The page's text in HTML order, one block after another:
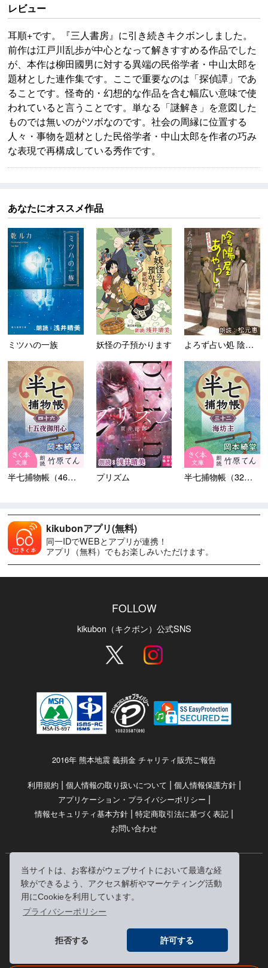
当サイトは、お客様がウェブサイトにおいて最適な経
験ができるよう、アクセス解析やマーケティング活動
用にCookieを利用しています。
プライバシーポリシー
拒否する 許可する
レビュー
耳順+です。『三人書房』に引き続きキクボンしました。
前作は江戸川乱歩が中心となって解きすすめる作品でした
が、本作は柳田國男に対する異端の民俗学者・中山太郎を
題材とした連作集です。ここで重要なのは「探偵譚」であ
ることです。怪奇的・幻想的な作品を含む幅広い意味で使
われていると言うことです。単なる「謎解き」を意図した
ものでは無いのがツボなのです。社会の周縁に位置する
人々・事物を題材とした民俗学者・中山太郎を作者の巧み
な表現で再構成している秀作です。
あなたにオススメ作品
ミツハの一族 妖怪の子預かります よろず占い処 陰陽屋あやう...
半七捕物帳（46）十五夜御用... プリズム 半七捕物帳（32）海坊主
kikubonアプリ(無料)
同一IDでWEBとアプリが連携！
アプリ（無料）でもお楽しみいただけます。
FOLLOW
kikubon（キクボン）公式SNS
2016年 熊本地震 義捐金 チャリティ販売ご報告
利用規約 | 個人情報の取り扱いについて | 個人情報保護方針|
アプリケーション・プライバシーポリシー |
情報セキュリティ基本方針 | 特定商取引法に基づく表記 |
お問い合わせ
© RRJ Inc.
（kikubon/キクボン/きく本/きくほん/キクホン）は
株式会社RRJの登録商標です。